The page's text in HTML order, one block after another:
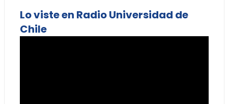
Lo viste en Radio Universidad de
Chile